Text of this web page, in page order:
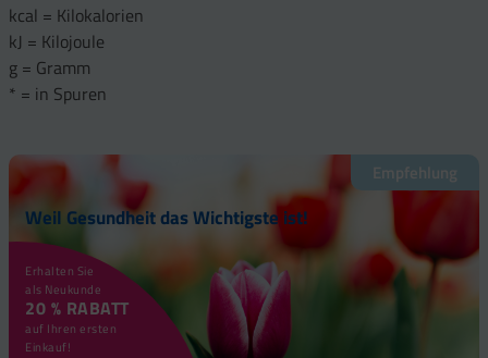
kcal = Kilokalorien
kJ = Kilojoule
g = Gramm
* = in Spuren
Empfehlung
Weil Gesundheit das Wichtigste ist!
Erhalten Sie
als Neukunde
20 % RABATT
auf Ihren ersten
Einkauf!